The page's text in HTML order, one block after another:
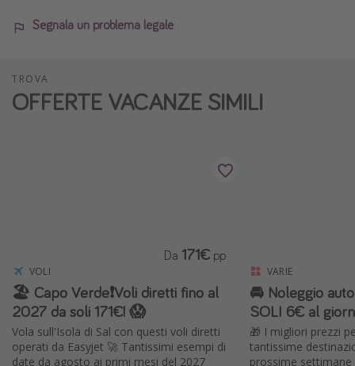
Segnala un problema legale
TROVA
OFFERTE VACANZE SIMILI
VOLI
🏖️ Capo Verde❗️Voli diretti fino al
2027 da soli 171€! 😱
Vola sull'Isola di Sal con questi voli diretti
operati da Easyjet 🚀 Tantissimi esempi di
date da agosto ai primi mesi del 2027
Da 171€ pp
VARIE
🚘 Noleggio
SOLI 6€ al
🎁 I migliori prezzi
tantissime
prossime settimane